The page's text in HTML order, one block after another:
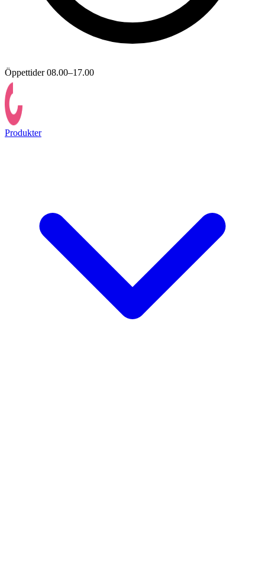
Öppettider 08.00–17.00
Produkter